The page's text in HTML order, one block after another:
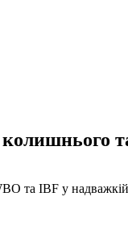
та IBF у